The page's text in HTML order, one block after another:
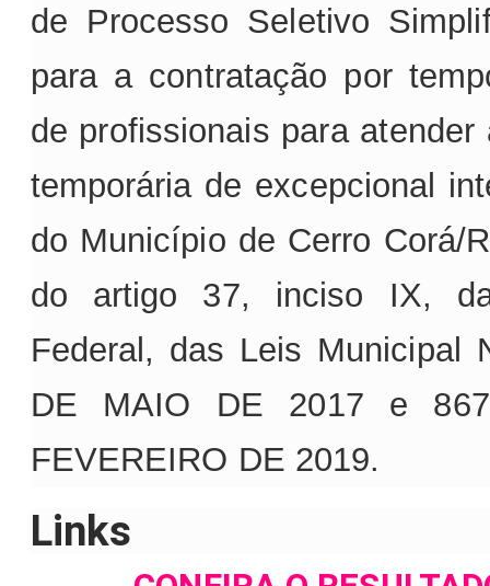
de Processo Seletivo
para a contratação por
de profissionais para atender
temporária de excepcional
do Município de Cerro Corá/
do artigo 37, inciso IX,
Federal, das Leis Municipal
DE MAIO DE 2017 e
FEVEREIRO DE 2019.
Links